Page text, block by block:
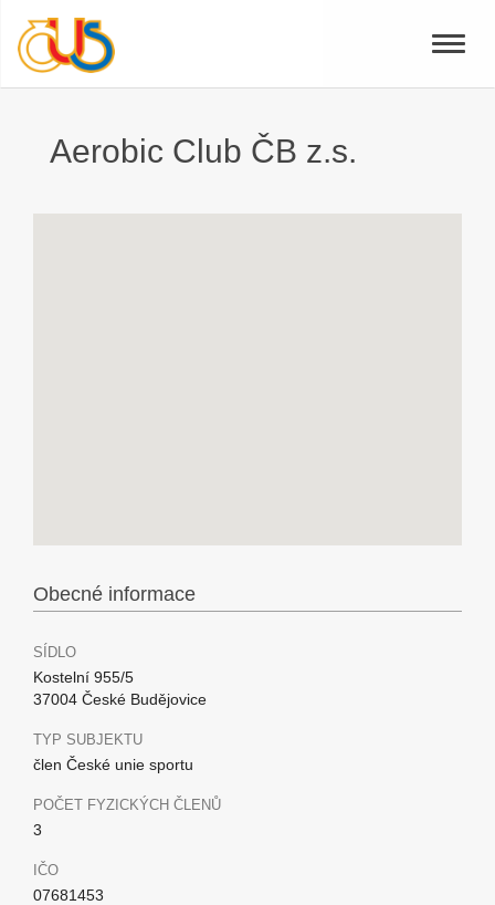
Toggle
Aerobic Club ČB z.s.
Obecné informace
SÍDLO
Kostelní 955/5
37004 České Budějovice
TYP SUBJEKTU
člen České unie sportu
POČET FYZICKÝCH ČLENŮ
3
IČO
07681453